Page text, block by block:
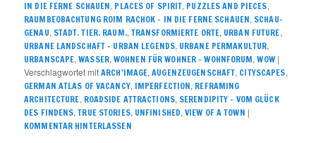
IN DIE FERNE SCHAUEN, PLACES OF SPIRIT, PUZZLES AND PIECES,
RAUMBEOBACHTUNG ROIM RACHOK – IN DIE FERNE SCHAUEN, SCHAU-
GENAU, STADT. TIER. RAUM., TRANSFORMIERTE ORTE, URBAN FUTURE,
URBANE LANDSCHAFT – URBAN LEGENDS, URBANE PERMAKULTUR,
URBANSCAPE,WASSER, WOHNEN FÜR WOHNER – WOHNFORUM,WOW |
Verschlagwortet mitARCH'IMAGE,AUGENZEUGENSCHAFT, CITYSCAPES,
GERMAN ATLAS OF VACANCY, IMPERFECTION, REFRAMING
ARCHITECTURE, ROADSIDE ATTRACTIONS, SERENDIPITY – VOM GLÜCK
DES FINDENS,TRUE STORIES, UNFINISHED,VIEW OF A TOWN |
KOMMENTAR HINTERLASSEN